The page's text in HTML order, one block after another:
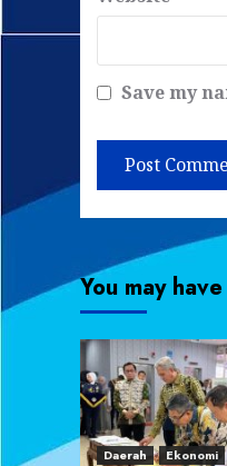
Save my
You may
Daerah Ekonomi